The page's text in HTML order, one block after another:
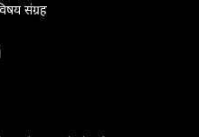
संग्रह